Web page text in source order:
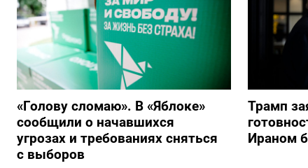
«Голову сломаю». В «Яблоке»
сообщили о начавшихся
угрозах и требованиях сняться
с выборов
Трамп
Ираном